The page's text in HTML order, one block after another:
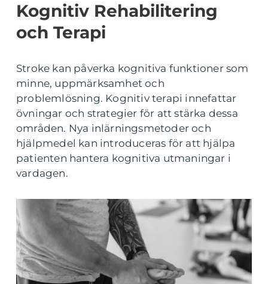
Kognitiv Rehabilitering
och Terapi
Stroke kan påverka kognitiva funktioner som
minne, uppmärksamhet och
problemlösning. Kognitiv terapi innefattar
övningar och strategier för att stärka dessa
områden. Nya inlärningsmetoder och
hjälpmedel kan introduceras för att hjälpa
patienten hantera kognitiva utmaningar i
vardagen.